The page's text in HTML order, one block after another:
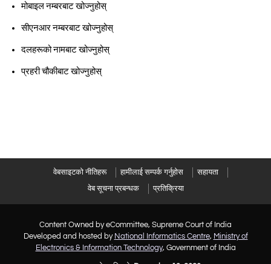
मोबाइल नम्बरबाट खोज्नुहोस्
सीएनआर नम्बरबाट खोज्नुहोस्
दलहरूको नामबाट खोज्नुहोस्
प्रहरी चौकीबाट खोज्नुहोस्
वेबसाइटको नीतिहरू हामीलाई सम्पर्क गर्नुहोस
सहायता
वेब सूचना प्रबन्धक
प्रतिक्रिया
Content Owned by eCommittee, Supreme Court of India
Developed and hosted by National Informatics Centre, Ministry of
Electronics & Information Technology, Government of India